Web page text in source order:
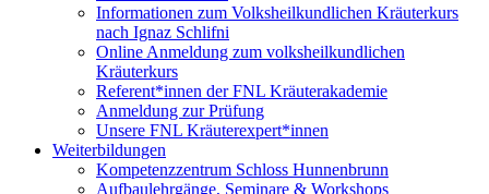
Informationen zum Volksheilkundlichen Kräuterkurs
nach Ignaz Schlifni
Online Anmeldung zum volksheilkundlichen
Kräuterkurs
Referent*innen der FNL Kräuterakademie
Anmeldung zur Prüfung
Unsere FNL Kräuterexpert*innen
Weiterbildungen
Kompetenzzentrum Schloss Hunnenbrunn
Aufbaulehrgänge, Seminare & Workshops